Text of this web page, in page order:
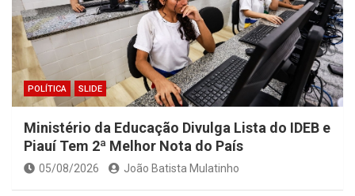
POLÍTICA SLIDE
Ministério da Educação Divulga Lista do IDEB e
Piauí Tem 2ª Melhor Nota do País
05/08/2026 João Batista Mulatinho